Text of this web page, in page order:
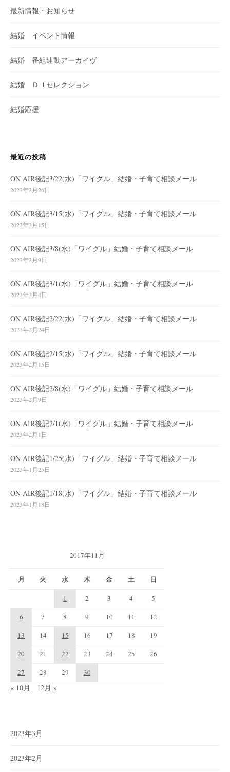
最新情報・お知らせ
結婚 イベント情報
結婚 番組連動アーカイヴ
結婚 ＤＪセレクション
結婚応援
最近の投稿
ON AIR後記3/22(水)「ワイグル」結婚・子育て相談メール
2023年3月26日
ON AIR後記3/15(水)「ワイグル」結婚・子育て相談メール
2023年3月15日
ON AIR後記3/8(水)「ワイグル」結婚・子育て相談メール
2023年3月9日
ON AIR後記3/1(水)「ワイグル」結婚・子育て相談メール
2023年3月4日
ON AIR後記2/22(水)「ワイグル」結婚・子育て相談メール
2023年2月24日
ON AIR後記2/15(水)「ワイグル」結婚・子育て相談メール
2023年2月15日
ON AIR後記2/8(水)「ワイグル」結婚・子育て相談メール
2023年2月9日
ON AIR後記2/1(水)「ワイグル」結婚・子育て相談メール
2023年2月1日
ON AIR後記1/25(水)「ワイグル」結婚・子育て相談メール
2023年1月25日
ON AIR後記1/18(水)「ワイグル」結婚・子育て相談メール
2023年1月18日
2017年11月
月 火 水 木 金 土 日
1 2 3 4
5
6
7 8 9 10 11
12
13
14 15 16 17 18
19
20
21 22 23 24 25
26
27
28 29 30
« 10月 12月 »
2023年3月
2023年2月